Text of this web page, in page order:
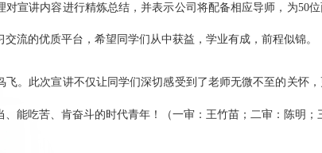
对宣讲内容进行精炼总结，并表示公司将配备相应导师 ，为50
交流的优质平台 ， 希望同学们从中获益，学业有成，前程似锦。
飞。 此次宣讲不仅让同学们深切感受到了老师无微不至的关怀，
、能吃苦、肯奋斗的时代青年！ （一审：王竹苗；二审：陈明；